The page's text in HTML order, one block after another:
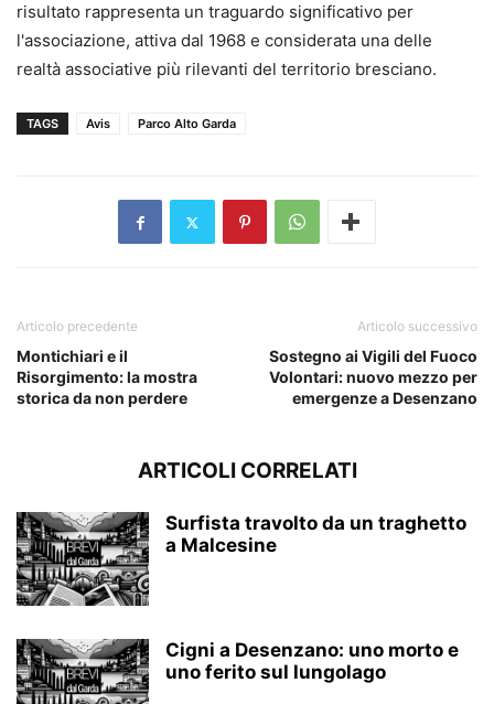
risultato rappresenta un traguardo significativo per
l'associazione, attiva dal 1968 e considerata una delle
realtà associative più rilevanti del territorio bresciano.
TAGS Avis Parco Alto Garda
Articolo precedente
Montichiari e il
Risorgimento: la mostra
storica da non perdere
Articolo successivo
Sostegno ai Vigili del Fuoco
Volontari: nuovo mezzo per
emergenze a Desenzano
ARTICOLI CORRELATI
Surfista travolto da un traghetto
a Malcesine
Cigni a Desenzano: uno morto e
uno ferito sul lungolago